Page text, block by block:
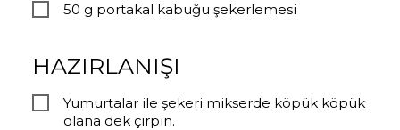
50 g portakal kabuğu şekerlemesi
HAZIRLANIŞI
Yumurtalar ile şekeri mikserde köpük köpük
olana dek çırpın.